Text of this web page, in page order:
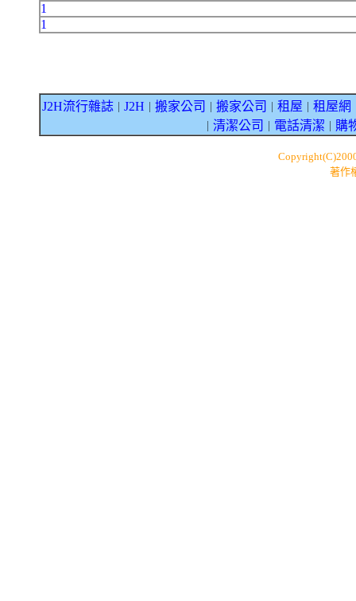
1
1
J2H流行雜誌 J2H 搬家公司 搬家公司 租屋 租屋網
清潔公司 電話清潔 購
著作